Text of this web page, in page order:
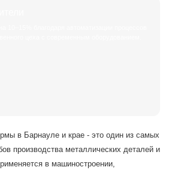
в Барнауле и крае - это один из самых
производства металлических деталей и
в машиностроении,